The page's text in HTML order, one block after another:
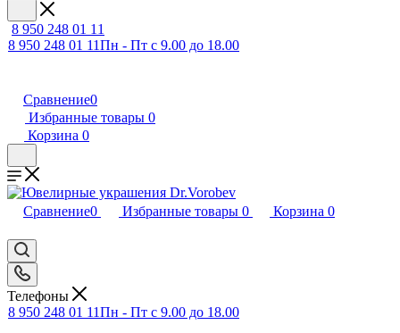
8 950 248 01 11
8 950 248 01 11Пн - Пт с 9.00 до 18.00
Сравнение0
Избранные товары 0
Корзина 0
Сравнение0 Избранные товары 0 Корзина 0
Телефоны
8 950 248 01 11Пн - Пт с 9.00 до 18.00